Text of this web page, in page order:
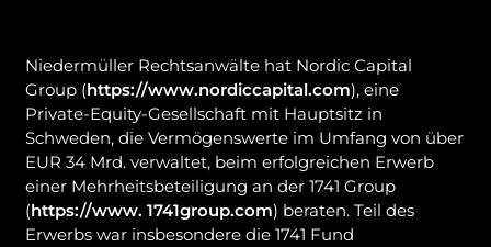
Niedermüller Rechtsanwälte hat Nordic Capital
Group (https://www.nordiccapital.com), eine
Private-Equity-Gesellschaft mit Hauptsitz in
Schweden, die Vermögenswerte im Umfang von über
EUR 34 Mrd. verwaltet, beim erfolgreichen Erwerb
einer Mehrheitsbeteiligung an der 1741 Group
(https://www. 1741group.com) beraten. Teil des
Erwerbs war insbesondere die 1741 Fund